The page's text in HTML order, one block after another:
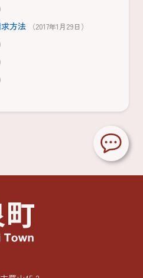
方法 （2017年1月29日）